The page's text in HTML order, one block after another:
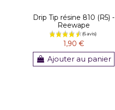
Drip Tip résine 810 (R5) -
Reewape
1,90 €
Ajouter au panier